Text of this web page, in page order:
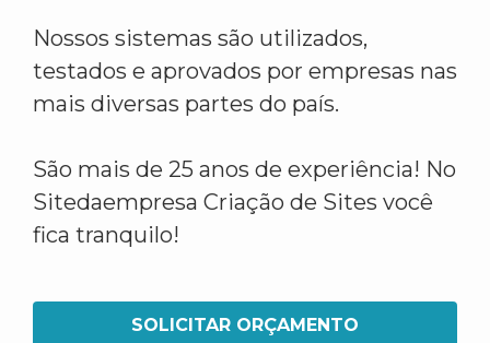
Nossos sistemas são utilizados,
testados e aprovados por empresas nas
mais diversas partes do país.
São mais de 25 anos de experiência! No
Sitedaempresa Criação de Sites você
fica tranquilo!
SOLICITAR ORÇAMENTO